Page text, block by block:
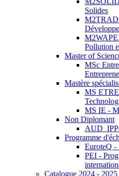
Solides
Pollution
Master of
MSc
Mastère
MS
MS IE -
Non Diplomant
Programme
EuroteQ -
PEI -
Catalogue 2024 - 2025